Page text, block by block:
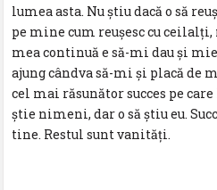
lumea asta. Nu știu dacă o să
pe mine cum reușesc cu ceilalți,
mea continuă e să-mi dau și mie
ajung cândva să-mi și placă de
cel mai răsunător succes pe
știe nimeni, dar o să știu eu.
tine. Restul sunt vanități.